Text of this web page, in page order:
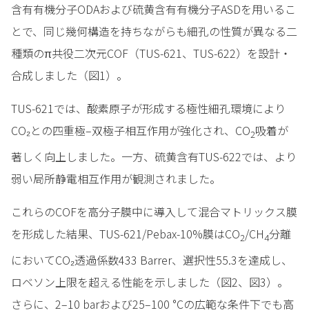
含有有機分子ODAおよび硫黄含有有機分子ASDを用いるこ
とで、同じ幾何構造を持ちながらも細孔の性質が異なる二
種類のπ共役二次元COF（TUS-621、TUS-622）を設計・
合成しました（図1）。
TUS-621では、酸素原子が形成する極性細孔環境により
CO₂との四重極–双極子相互作用が強化され、CO2吸着が
著しく向上しました。一方、硫黄含有TUS-622では、より
弱い局所静電相互作用が観測されました。
これらのCOFを高分子膜中に導入して混合マトリックス膜
を形成した結果、TUS-621/Pebax-10%膜はCO2/CH4分離
においてCO₂透過係数433 Barrer、選択性55.3を達成し、
ロベソン上限を超える性能を示しました（図2、図3）。
さらに、2–10 barおよび25–100 °Cの広範な条件下でも高